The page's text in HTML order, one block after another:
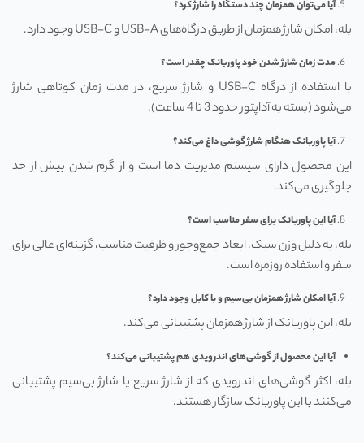
آیا می‌توان همزمان چند دستگاه را شارژ کرد؟
بله، امکان شارژ همزمان از طریق درگاه‌های USB-A و USB-C وجود دارد.
مدت زمان شارژ شدن خود پاوربانک چقدر است؟
با استفاده از درگاه USB-C و شارژ سریع، در مدت زمان کوتاهی شارژ
می‌شود (بسته به آداپتور حدود 3 تا 4 ساعت).
آیا پاوربانک هنگام شارژ گوشی داغ می‌کند؟
این محصول دارای سیستم مدیریت دما است و از گرم شدن بیش از حد
جلوگیری می‌کند.
آیا این پاوربانک برای سفر مناسب است؟
بله، به دلیل وزن سبک، ابعاد جمع‌وجور و ظرفیت مناسب، گزینه‌ای عالی برای
سفر و استفاده روزمره است.
آیا امکان شارژ همزمان بی‌سیم و با کابل وجود دارد؟
بله، این پاوربانک از شارژ همزمان پشتیبانی می‌کند.
آیا این محصول از گوشی‌های اندرویدی هم پشتیبانی می‌کند؟
بله، اکثر گوشی‌های اندرویدی که از شارژ سریع یا شارژ بی‌سیم پشتیبانی
می‌کنند با این پاوربانک سازگار هستند.